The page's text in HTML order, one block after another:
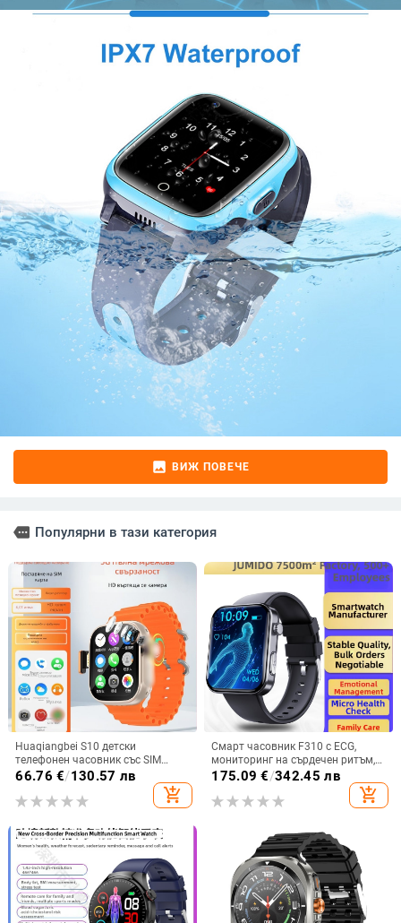
image ВИЖ ПОВЕЧЕ
more Популярни в тази категория
Huaqiangbei S10 детски
телефонен часовник със SIM
карта, водоустойчив, камера,
микро чат, смарт часовник
66.76 €/130.57 лв
add_shopping_cart
Смарт часовник F310 с ECG,
мониторинг на сърдечен ритъм,
кръвно налягане, кислород в
175.09 €/342.45 лв
add_shopping_cart